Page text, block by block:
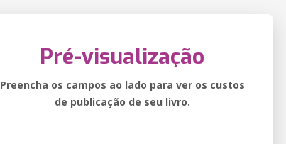
Pré-visualização
Preencha os campos ao lado para ver os custos
de publicação de seu livro.